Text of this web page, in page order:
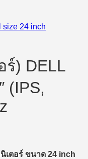
size 24 inch
ร์) DELL
(IPS,
เตอร์ ขนาด 24 inch